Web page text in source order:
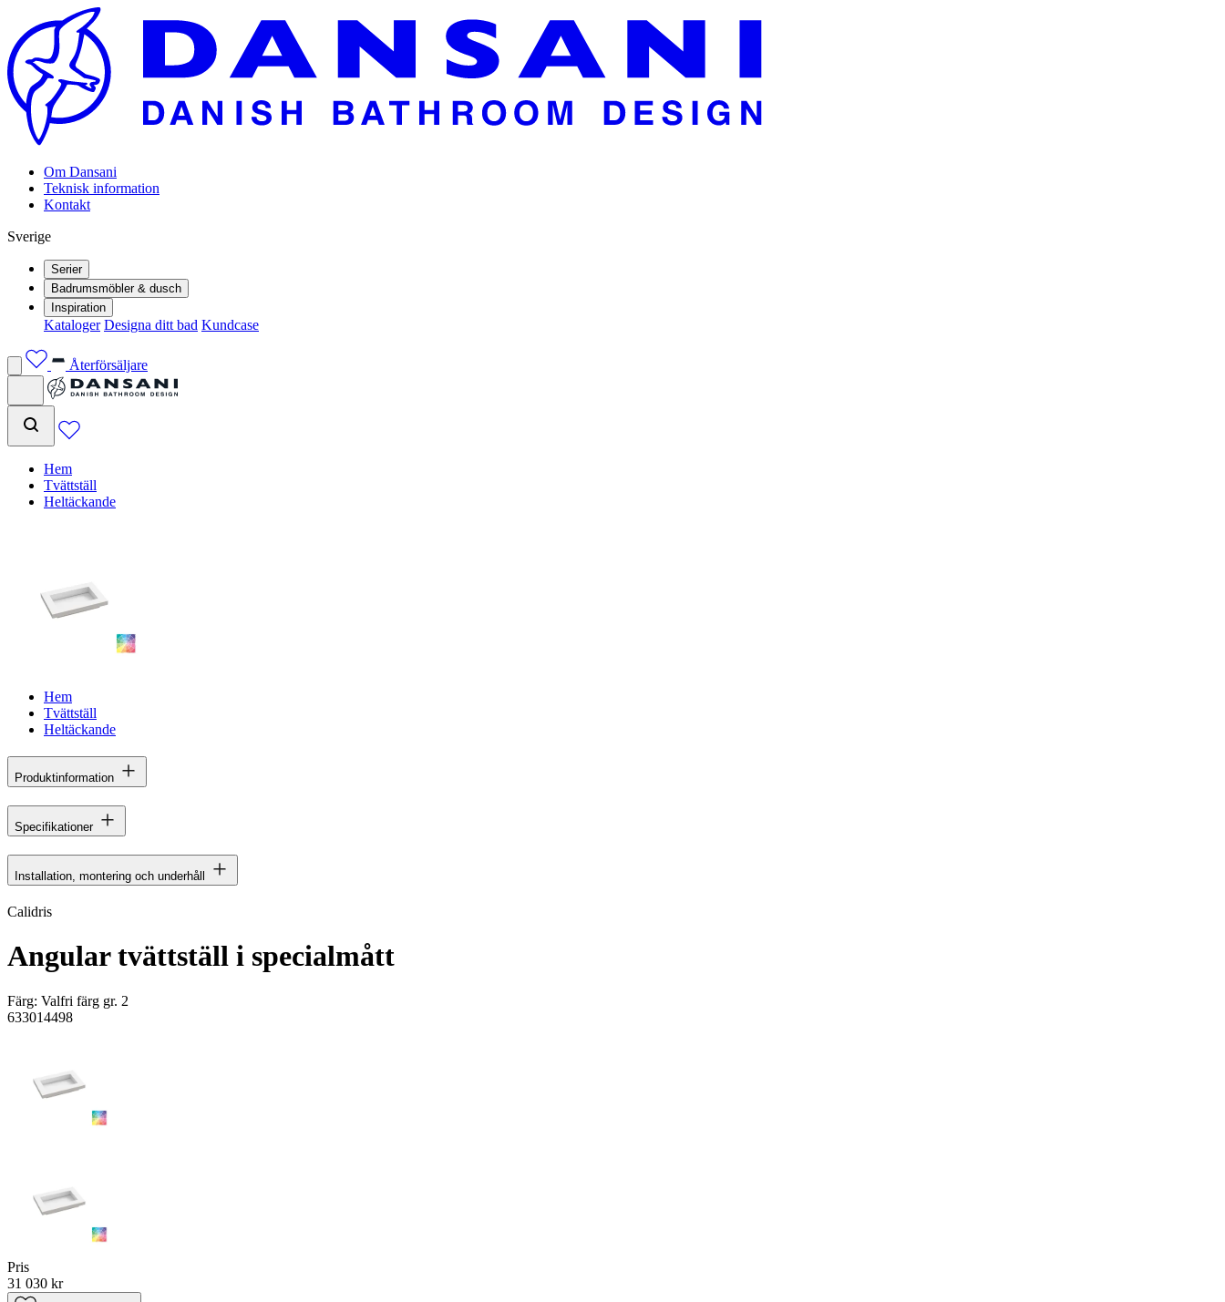
Om Dansani
Teknisk information
Kontakt
Sverige
Serier
Badrumsmöbler & dusch
Inspiration
Kataloger Designa ditt bad Kundcase
Återförsäljare
Hem
Tvättställ
Heltäckande
Hem
Tvättställ
Heltäckande
Produktinformation
Specifikationer
Installation, montering och underhåll
Calidris
Angular tvättställ i specialmått
Färg: Valfri färg gr. 2
633014498
Pris
31 030 kr